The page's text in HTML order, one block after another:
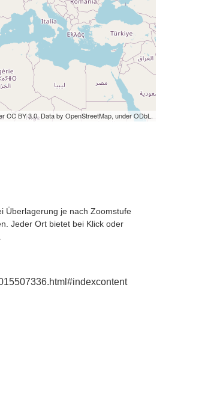
CC BY 3.0. Data by OpenStreetMap, under ODbL.
Überlagerung je nach Zoomstufe
Jeder Ort bietet bei Klick oder